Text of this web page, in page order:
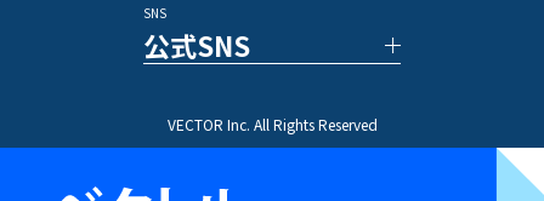
文字で読む社員インタビュー
動画で知る先輩社員
SNS
公式SNS
Instagram
VECTOR Inc. All Rights Reserved